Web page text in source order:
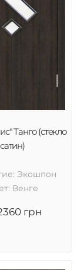
Танго (стекло
сатин)
Экошпон
Венге
грн